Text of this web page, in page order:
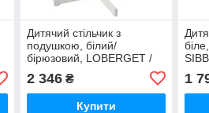
Дитячий стільчик з
подушкою, білий/
бірюзовий, LOBERGET /
SIBBEN, ікеа, 395.013.17
2 346₴
Купити
1